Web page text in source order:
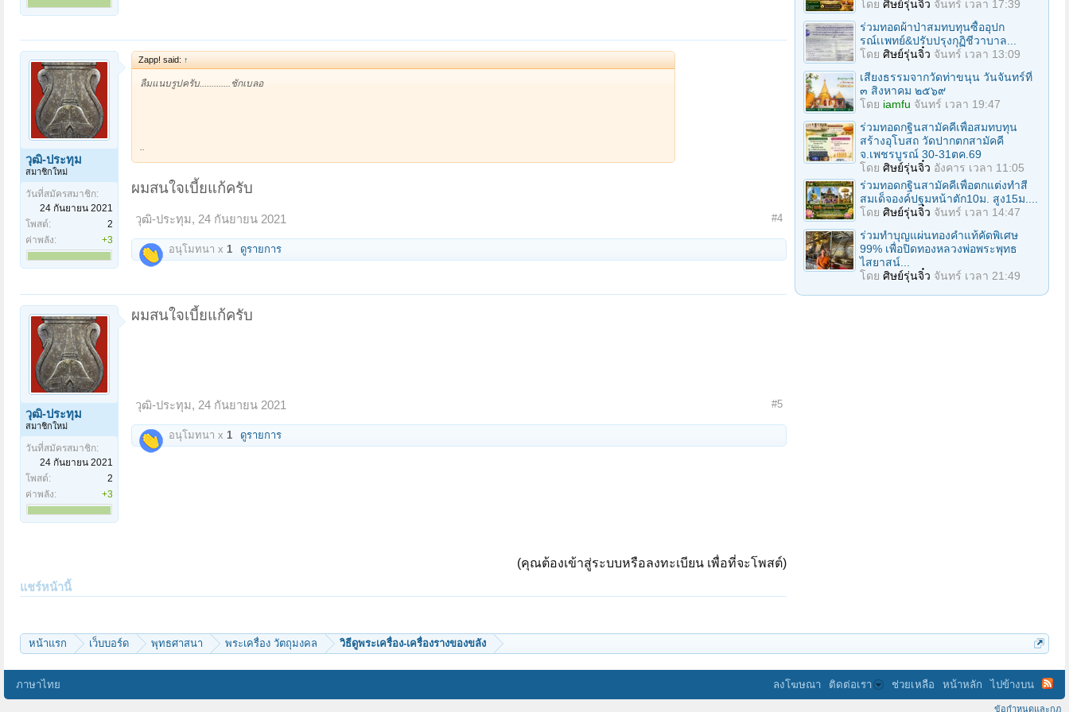
วุฒิ-ประทุม
สมาชิกใหม่
วันที่สมัครสมาชิก:
24 กันยายน 2021
โพสต์:
2
ค่าพลัง:
+3
Zapp! said: ↑
ลืมแนบรูปครับ.............ชักเบลอ
..
ผมสนใจเบี้ยแก้ครับ
วุฒิ-ประทุม, 24 กันยายน 2021 #4
อนุโมทนา x 1 ดูรายการ
วุฒิ-ประทุม
สมาชิกใหม่
วันที่สมัครสมาชิก:
24 กันยายน 2021
โพสต์:
2
ค่าพลัง:
+3
ผมสนใจเบี้ยแก้ครับ
วุฒิ-ประทุม, 24 กันยายน 2021 #5
อนุโมทนา x 1 ดูรายการ
(คุณต้องเข้าสู่ระบบหรือลงทะเบียน เพื่อที่จะโพสต์)
แชร์หน้านี้
โดย ศิษย์รุ่นจิ๋ว จันทร์ เวลา 17:39
ร่วมทอดผ้าป่าสมทบทุนซื้ออุปก
รณ์เเพทย์&ปรับปรุงกุฏิชีวาบาล...
โดย ศิษย์รุ่นจิ๋ว จันทร์ เวลา 13:09
เสียงธรรมจากวัดท่าขนุน วันจันทร์ที่
๓ สิงหาคม ๒๕๖๙
โดย iamfu จันทร์ เวลา 19:47
ร่วมทอดกฐินสามัคคีเพื่อสมทบทุน
สร้างอุโบสถ วัดปากตกสามัคคี
จ.เพชรบูรณ์ 30-31ตค.69
โดย ศิษย์รุ่นจิ๋ว อังคาร เวลา 11:05
ร่วมทอดกฐินสามัคคีเพื่อตกแต่งทำสี
สมเด็จองค์ปฐมหน้าตัก10ม. สูง15ม....
โดย ศิษย์รุ่นจิ๋ว จันทร์ เวลา 14:47
ร่วมทําบุญแผ่นทองคำแท้คัดพิเศษ
99% เพื่อปิดทองหลวงพ่อพระพุทธ
ไสยาสน์...
โดย ศิษย์รุ่นจิ๋ว จันทร์ เวลา 21:49
หน้าแรก เว็บบอร์ด พุทธศาสนา พระเครื่อง วัตถุมงคล วิธีดูพระเครื่อง-เครื่องรางของขลัง
ภาษาไทย ลงโฆษณา ติดต่อเรา ช่วยเหลือ หน้าหลัก ไปข้างบน
ข้อกำหนดและกฎ